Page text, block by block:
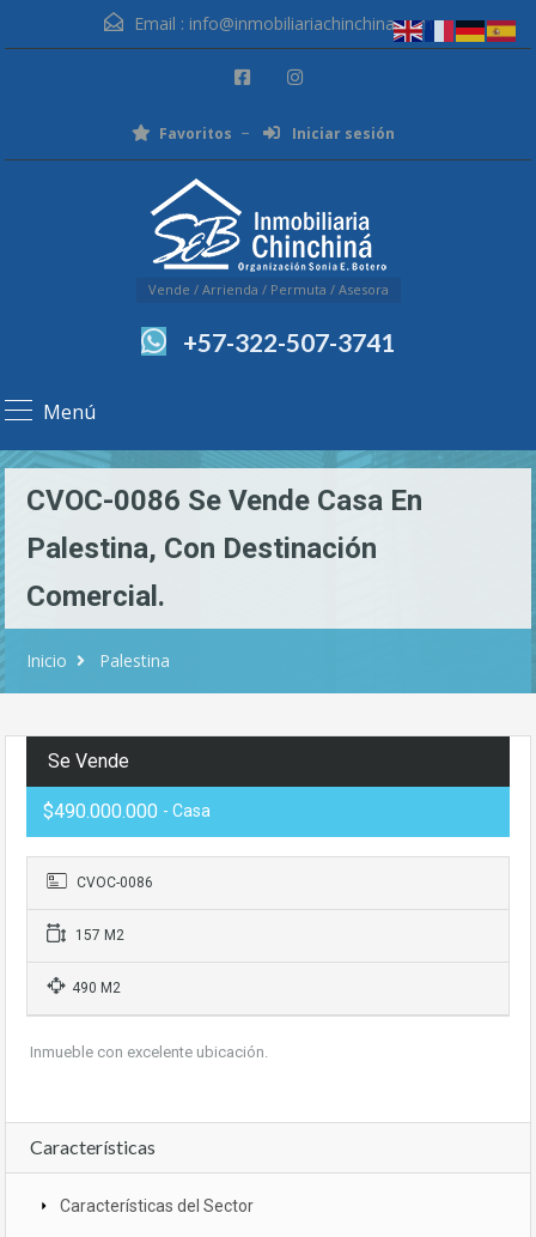
Email : info@inmobiliariachinchina.com
Favoritos Iniciar sesión
Vende / Arrienda / Permuta / Asesora
+57-322-507-3741
Menú
CVOC-0086 Se Vende Casa En
Palestina, Con Destinación
Comercial.
Inicio Palestina
Se Vende
$490.000.000 - Casa
CVOC-0086
157 M2
490 M2
Inmueble con excelente ubicación.
Características
Características del Sector